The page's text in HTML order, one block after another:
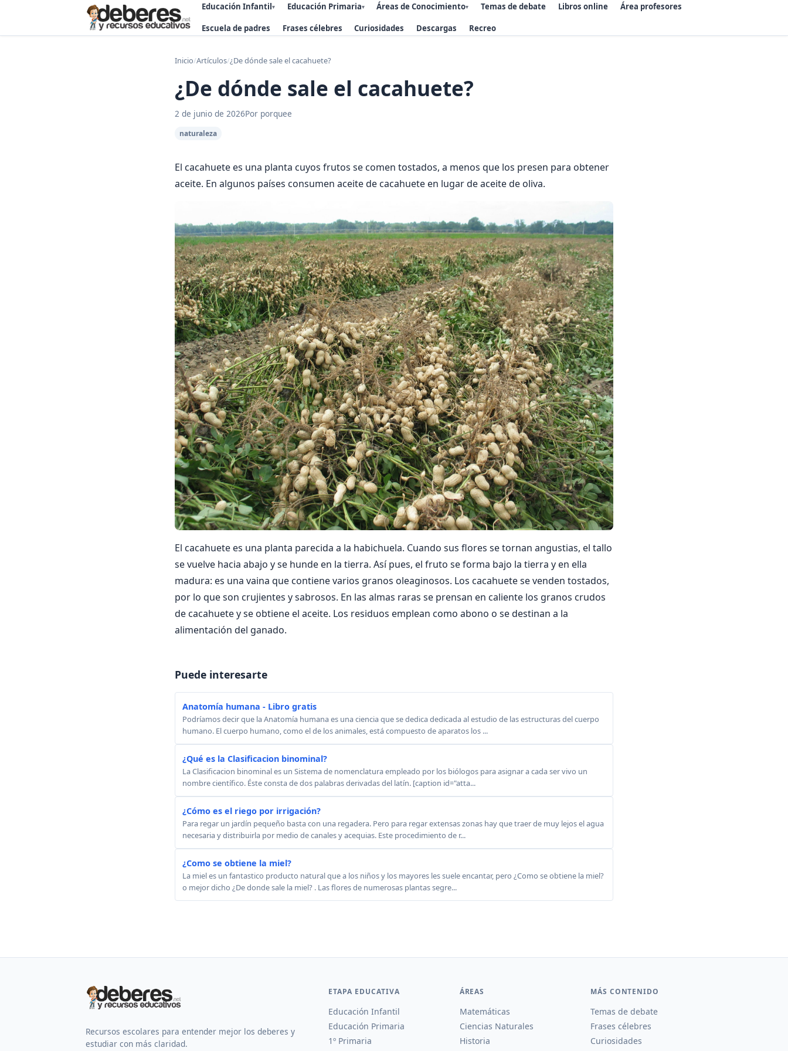
Educación Infantil▾ Educación Primaria▾ Áreas de Conocimiento▾ Temas de debate Libros online Área profesores
Escuela de padres Frases célebres Curiosidades Descargas Recreo
Inicio/Artículos/¿De dónde sale el cacahuete?
¿De dónde sale el cacahuete?
2 de junio de 2026Por porquee
naturaleza
El cacahuete es una planta cuyos frutos se comen tostados, a menos que los presen para obtener
aceite. En algunos países consumen aceite de cacahuete en lugar de aceite de oliva.
El cacahuete es una planta parecida a la habichuela. Cuando sus flores se tornan angustias, el tallo
se vuelve hacia abajo y se hunde en la tierra. Así pues, el fruto se forma bajo la tierra y en ella
madura: es una vaina que contiene varios granos oleaginosos. Los cacahuete se venden tostados,
por lo que son crujientes y sabrosos. En las almas raras se prensan en caliente los granos crudos
de cacahuete y se obtiene el aceite. Los residuos emplean como abono o se destinan a la
alimentación del ganado.
Puede interesarte
Anatomía humana - Libro gratis
Podríamos decir que la Anatomía humana es una ciencia que se dedica dedicada al estudio de las estructuras del cuerpo
humano. El cuerpo humano, como el de los animales, está compuesto de aparatos los ...
¿Qué es la Clasificacion binominal?
La Clasificacion binominal es un Sistema de nomenclatura empleado por los biólogos para asignar a cada ser vivo un
nombre científico. Éste consta de dos palabras derivadas del latín. [caption id="atta...
¿Cómo es el riego por irrigación?
Para regar un jardín pequeño basta con una regadera. Pero para regar extensas zonas hay que traer de muy lejos el agua
necesaria y distribuirla por medio de canales y acequias. Este procedimiento de r...
¿Como se obtiene la miel?
La miel es un fantastico producto natural que a los niños y los mayores les suele encantar, pero ¿Como se obtiene la miel?
o mejor dicho ¿De donde sale la miel? . Las flores de numerosas plantas segre...
Recursos escolares para entender mejor los deberes y
estudiar con más claridad.
ETAPA EDUCATIVA
Educación Infantil
Educación Primaria
1º Primaria
ÁREAS
Matemáticas
Ciencias Naturales
Historia
MÁS CONTENIDO
Temas de debate
Frases célebres
Curiosidades